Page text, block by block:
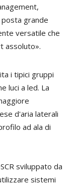
grande
versatile che
assoluto».
i tipici gruppi
luci a led. La
d'aria laterali
ad ala di
sviluppato da
sistemi